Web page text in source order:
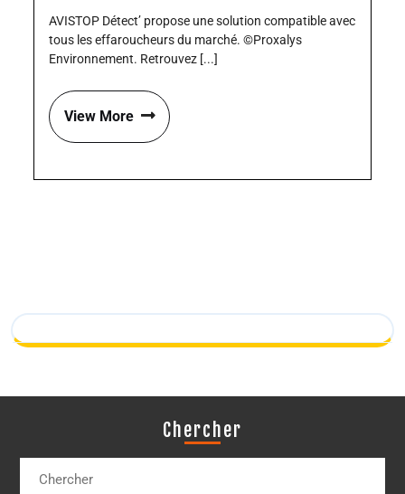
AVISTOP Détect’ propose une solution compatible avec
tous les effaroucheurs du marché. ©Proxalys
Environnement. Retrouvez [...]
View More
Chercher